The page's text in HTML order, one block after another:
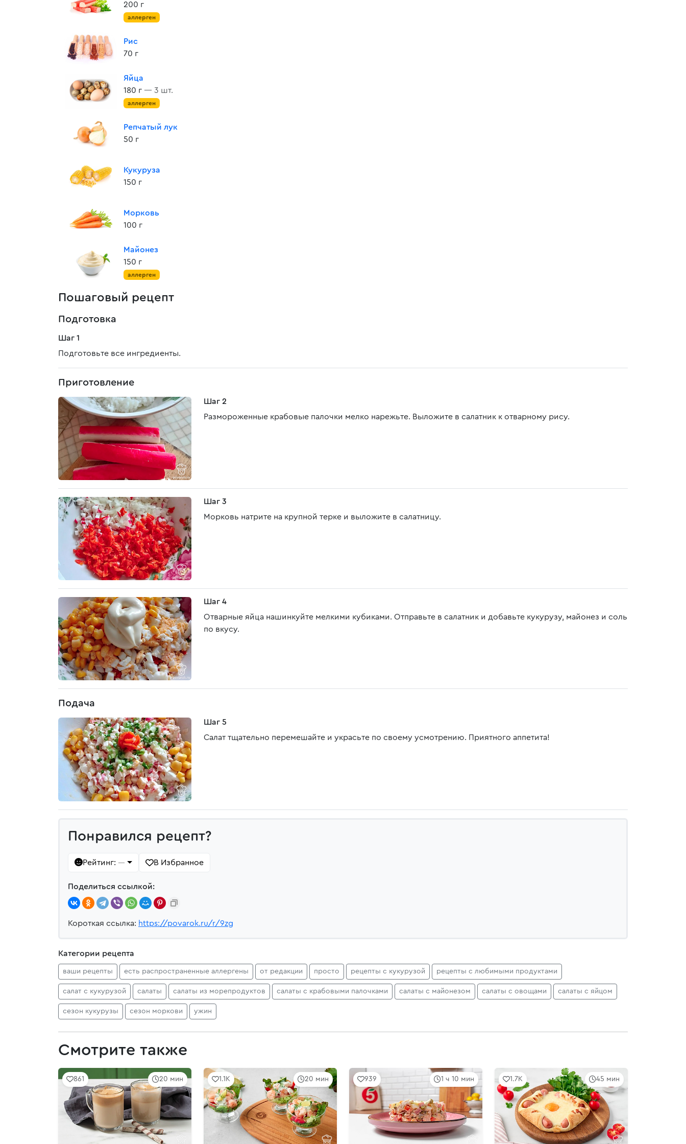
200 г
аллерген
Рис
70 г
Яйца
180 г — 3 шт.
аллерген
Репчатый лук
50 г
Кукуруза
150 г
Морковь
100 г
Майонез
150 г
аллерген
Пошаговый рецепт
Подготовка
Шаг 1
Подготовьте все ингредиенты.
Приготовление
Шаг 2
Размороженные крабовые палочки мелко нарежьте. Выложите в салатник к отварному рису.
Шаг 3
Морковь натрите на крупной терке и выложите в салатницу.
Шаг 4
Отварные яйца нашинкуйте мелкими кубиками. Отправьте в салатник и добавьте кукурузу, майонез и соль
по вкусу.
Подача
Шаг 5
Салат тщательно перемешайте и украсьте по своему усмотрению. Приятного аппетита!
Понравился рецепт?
Рейтинг: — В Избранное
Поделиться ссылкой:
Короткая ссылка: https://povarok.ru/r/9zg
Категории рецепта
ваши рецепты есть распространенные аллергены от редакции просто рецепты с кукурузой рецепты с любимыми продуктами
салат с кукурузой салаты салаты из морепродуктов салаты с крабовыми палочками салаты с майонезом салаты с овощами салаты с яйцом
сезон кукурузы сезон моркови ужин
Смотрите также
20 мин
861 20 мин
1.1K 1 ч 10 мин
939 45 мин
1.7K